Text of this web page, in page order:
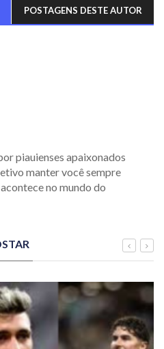
POSTAGENS DESTE AUTOR
piauienses apaixonados
manter você sempre
no mundo do